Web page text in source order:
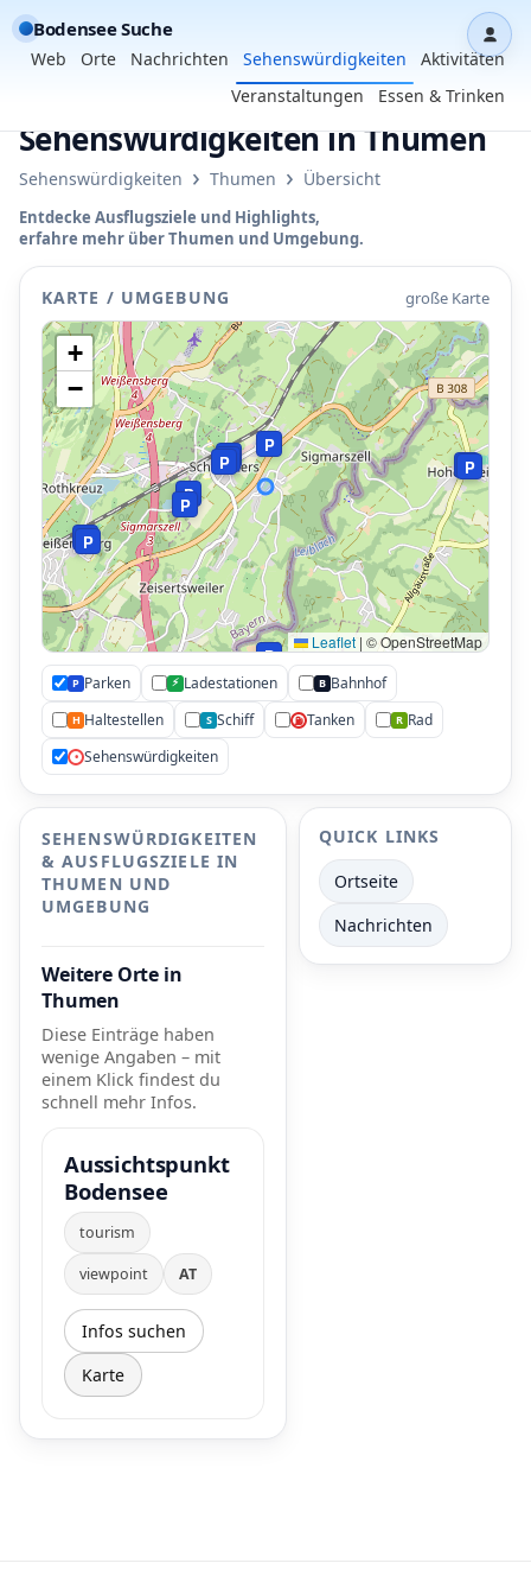
Bodensee Suche
Web Orte Nachrichten Sehenswürdigkeiten
Aktivitäten
Veranstaltungen
Essen & Trinken
Sehenswürdigkeiten in Thumen
Sehenswürdigkeiten › Thumen › Übersicht
Entdecke Ausflugsziele und Highlights,
erfahre mehr über Thumen und Umgebung.
KARTE / UMGEBUNG große Karte
P
P
P
P
P
P
P
P
P
P
P
P
•
+
−
Leaflet | © OpenStreetMap
P Parken ⚡ Ladestationen B Bahnhof
H Haltestellen S Schiff ⛽ Tanken R Rad
• Sehenswürdigkeiten
SEHENSWÜRDIGKEITEN
& AUSFLUGSZIELE IN
THUMEN UND
UMGEBUNG
Weitere Orte in
Thumen
Diese Einträge haben
wenige Angaben – mit
einem Klick findest du
schnell mehr Infos.
Aussichtspunkt
Bodensee
tourism
viewpoint AT
Infos suchen
Karte
QUICK LINKS
Ortseite
Nachrichten